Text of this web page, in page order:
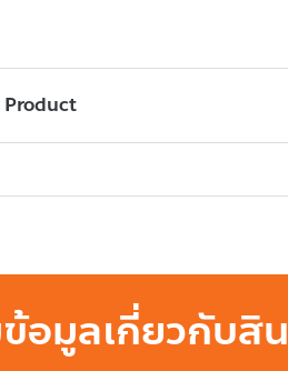
Product
อมูลเกี่ยวกับสิ